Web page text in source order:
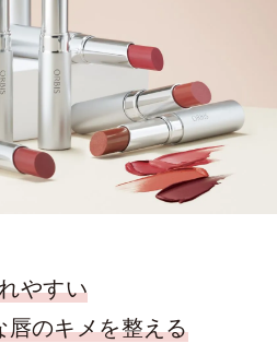
やすい
唇のキメを整える